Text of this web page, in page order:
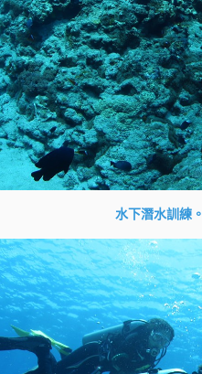
水下潛水訓練。